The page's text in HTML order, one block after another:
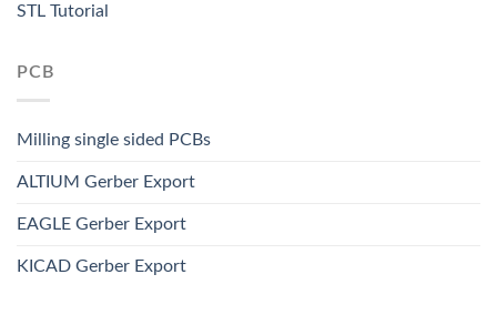
STL Tutorial
PCB
Milling single sided PCBs
ALTIUM Gerber Export
EAGLE Gerber Export
KICAD Gerber Export